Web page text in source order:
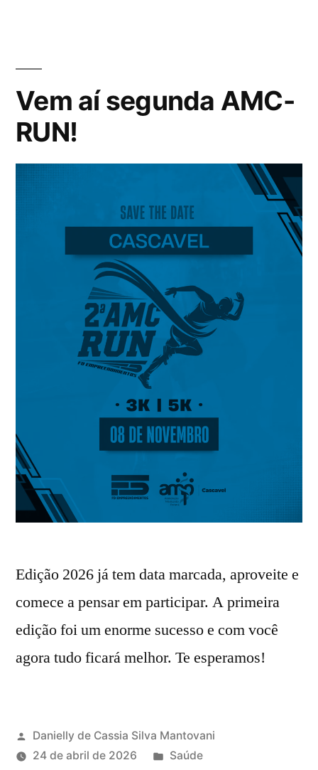
Vem aí segunda AMC-
RUN!
Edição 2026 já tem data marcada, aproveite e
comece a pensar em participar. A primeira
edição foi um enorme sucesso e com você
agora tudo ficará melhor. Te esperamos!
Danielly de Cassia Silva Mantovani
24 de abril de 2026
Saúde